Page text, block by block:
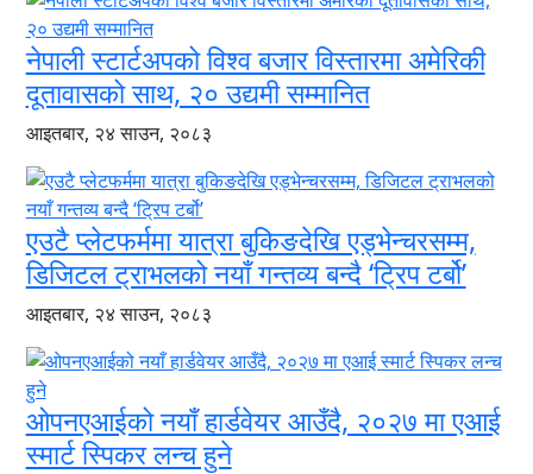
नेपाली स्टार्टअपको विश्व बजार विस्तारमा अमेरिकी
दूतावासको साथ, २० उद्यमी सम्मानित
आइतबार, २४ साउन, २०८३
एउटै प्लेटफर्ममा यात्रा बुकिङदेखि एड्भेन्चरसम्म,
डिजिटल ट्राभलको नयाँ गन्तव्य बन्दै ‘ट्रिप टर्बो’
आइतबार, २४ साउन, २०८३
ओपनएआईको नयाँ हार्डवेयर आउँदै, २०२७ मा एआई
स्मार्ट स्पिकर लन्च हुने